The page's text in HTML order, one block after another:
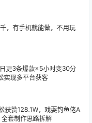
，有手机就能做，不用玩
更3条爆款×5小时变30分
实现多平台获客
获赞128.1W，戏耍钓鱼佬A
套制作思路拆解